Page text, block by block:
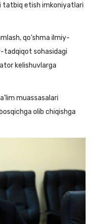
tatbiq etish imkoniyatlari
qo‘shma ilmiy-
tadqiqot sohasidagi
kelishuvlarga
muassasalari
olib chiqishga